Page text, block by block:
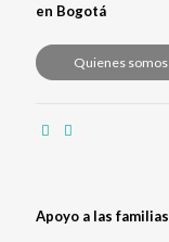
en Bogotá
Quienes somos
Apoyo a las familias